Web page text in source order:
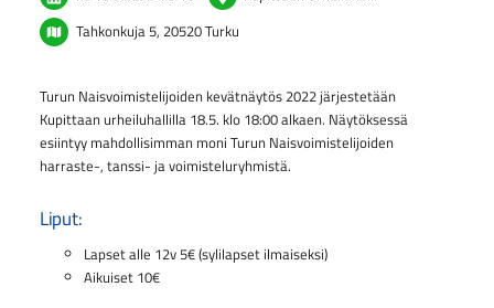
Tahkonkuja 5, 20520 Turku
Turun Naisvoimistelijoiden kevätnäytös 2022 järjestetään
Kupittaan urheiluhallilla 18.5. klo 18:00 alkaen. Näytöksessä
esiintyy mahdollisimman moni Turun Naisvoimistelijoiden
harraste-, tanssi- ja voimisteluryhmistä.
Liput:
Lapset alle 12v 5€ (sylilapset ilmaiseksi)
Aikuiset 10€